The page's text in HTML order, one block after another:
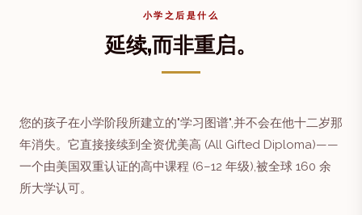
小学之后是什么
延续,而非重启。
您的孩子在小学阶段所建立的"学习图谱",并不会在他十二岁那
年消失。它直接接续到全资优美高 (All Gifted Diploma)——
一个由美国双重认证的高中课程 (6–12 年级),被全球 160 余
所大学认可。